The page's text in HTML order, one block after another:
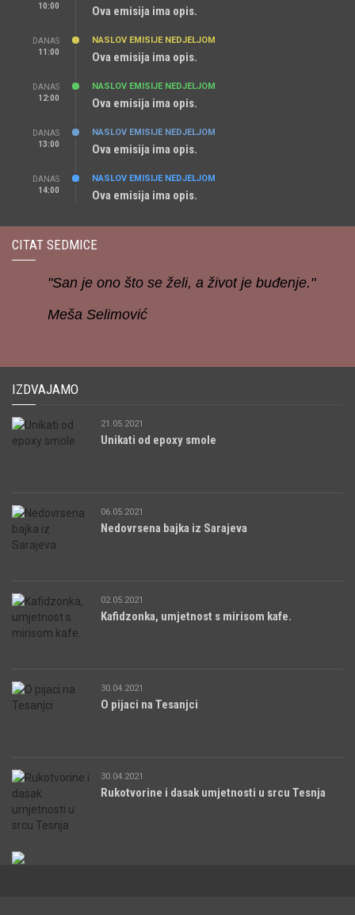
10:00
Ova emisija ima opis.
DANAS
11:00
NASLOV EMISIJE NEDJELJOM
Ova emisija ima opis.
DANAS
12:00
NASLOV EMISIJE NEDJELJOM
Ova emisija ima opis.
DANAS
13:00
NASLOV EMISIJE NEDJELJOM
Ova emisija ima opis.
DANAS
14:00
NASLOV EMISIJE NEDJELJOM
Ova emisija ima opis.
CITAT SEDMICE
"San je ono što se želi, a život je buđenje."
Meša Selimović
IZDVAJAMO
21.05.2021
Unikati od epoxy smole
06.05.2021
Nedovrsena bajka iz Sarajeva
02.05.2021
Kafidzonka, umjetnost s mirisom kafe.
30.04.2021
O pijaci na Tesanjci
30.04.2021
Rukotvorine i dasak umjetnosti u srcu Tesnja